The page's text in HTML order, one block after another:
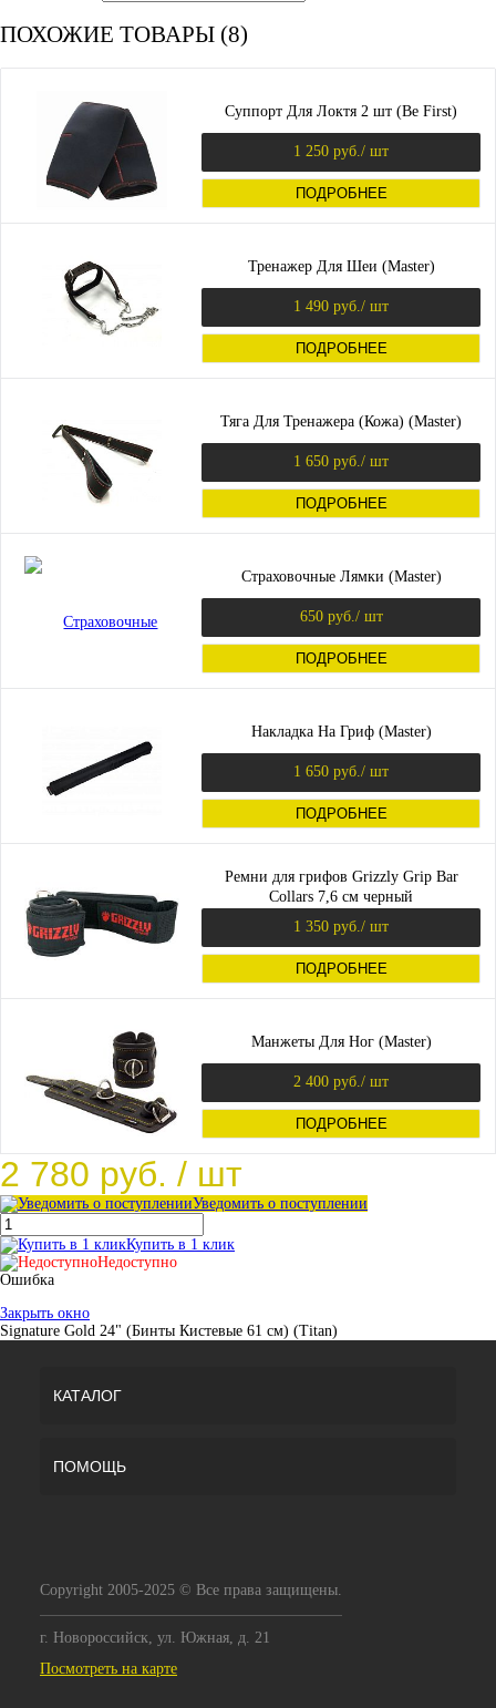
ПОХОЖИЕ ТОВАРЫ (8)
Суппорт Для Локтя 2 шт (Be First)
1 250 руб./ шт
ПОДРОБНЕЕ
Тренажер Для Шеи (Master)
1 490 руб./ шт
ПОДРОБНЕЕ
Тяга Для Тренажера (Кожа) (Master)
1 650 руб./ шт
ПОДРОБНЕЕ
Страховочные Лямки (Master)
650 руб./ шт
ПОДРОБНЕЕ
Накладка На Гриф (Master)
1 650 руб./ шт
ПОДРОБНЕЕ
Ремни для грифов Grizzly Grip Bar
Collars 7,6 см черный
1 350 руб./ шт
ПОДРОБНЕЕ
Манжеты Для Ног (Master)
2 400 руб./ шт
ПОДРОБНЕЕ
2 780 руб. / шт
Уведомить о поступлении
Купить в 1 клик
Недоступно
Ошибка
Закрыть окно
Signature Gold 24" (Бинты Кистевые 61 см) (Titan)
КАТАЛОГ
ПОМОЩЬ
Copyright 2005-2025 © Все права защищены.
г. Новороссийск, ул. Южная, д. 21
Посмотреть на карте